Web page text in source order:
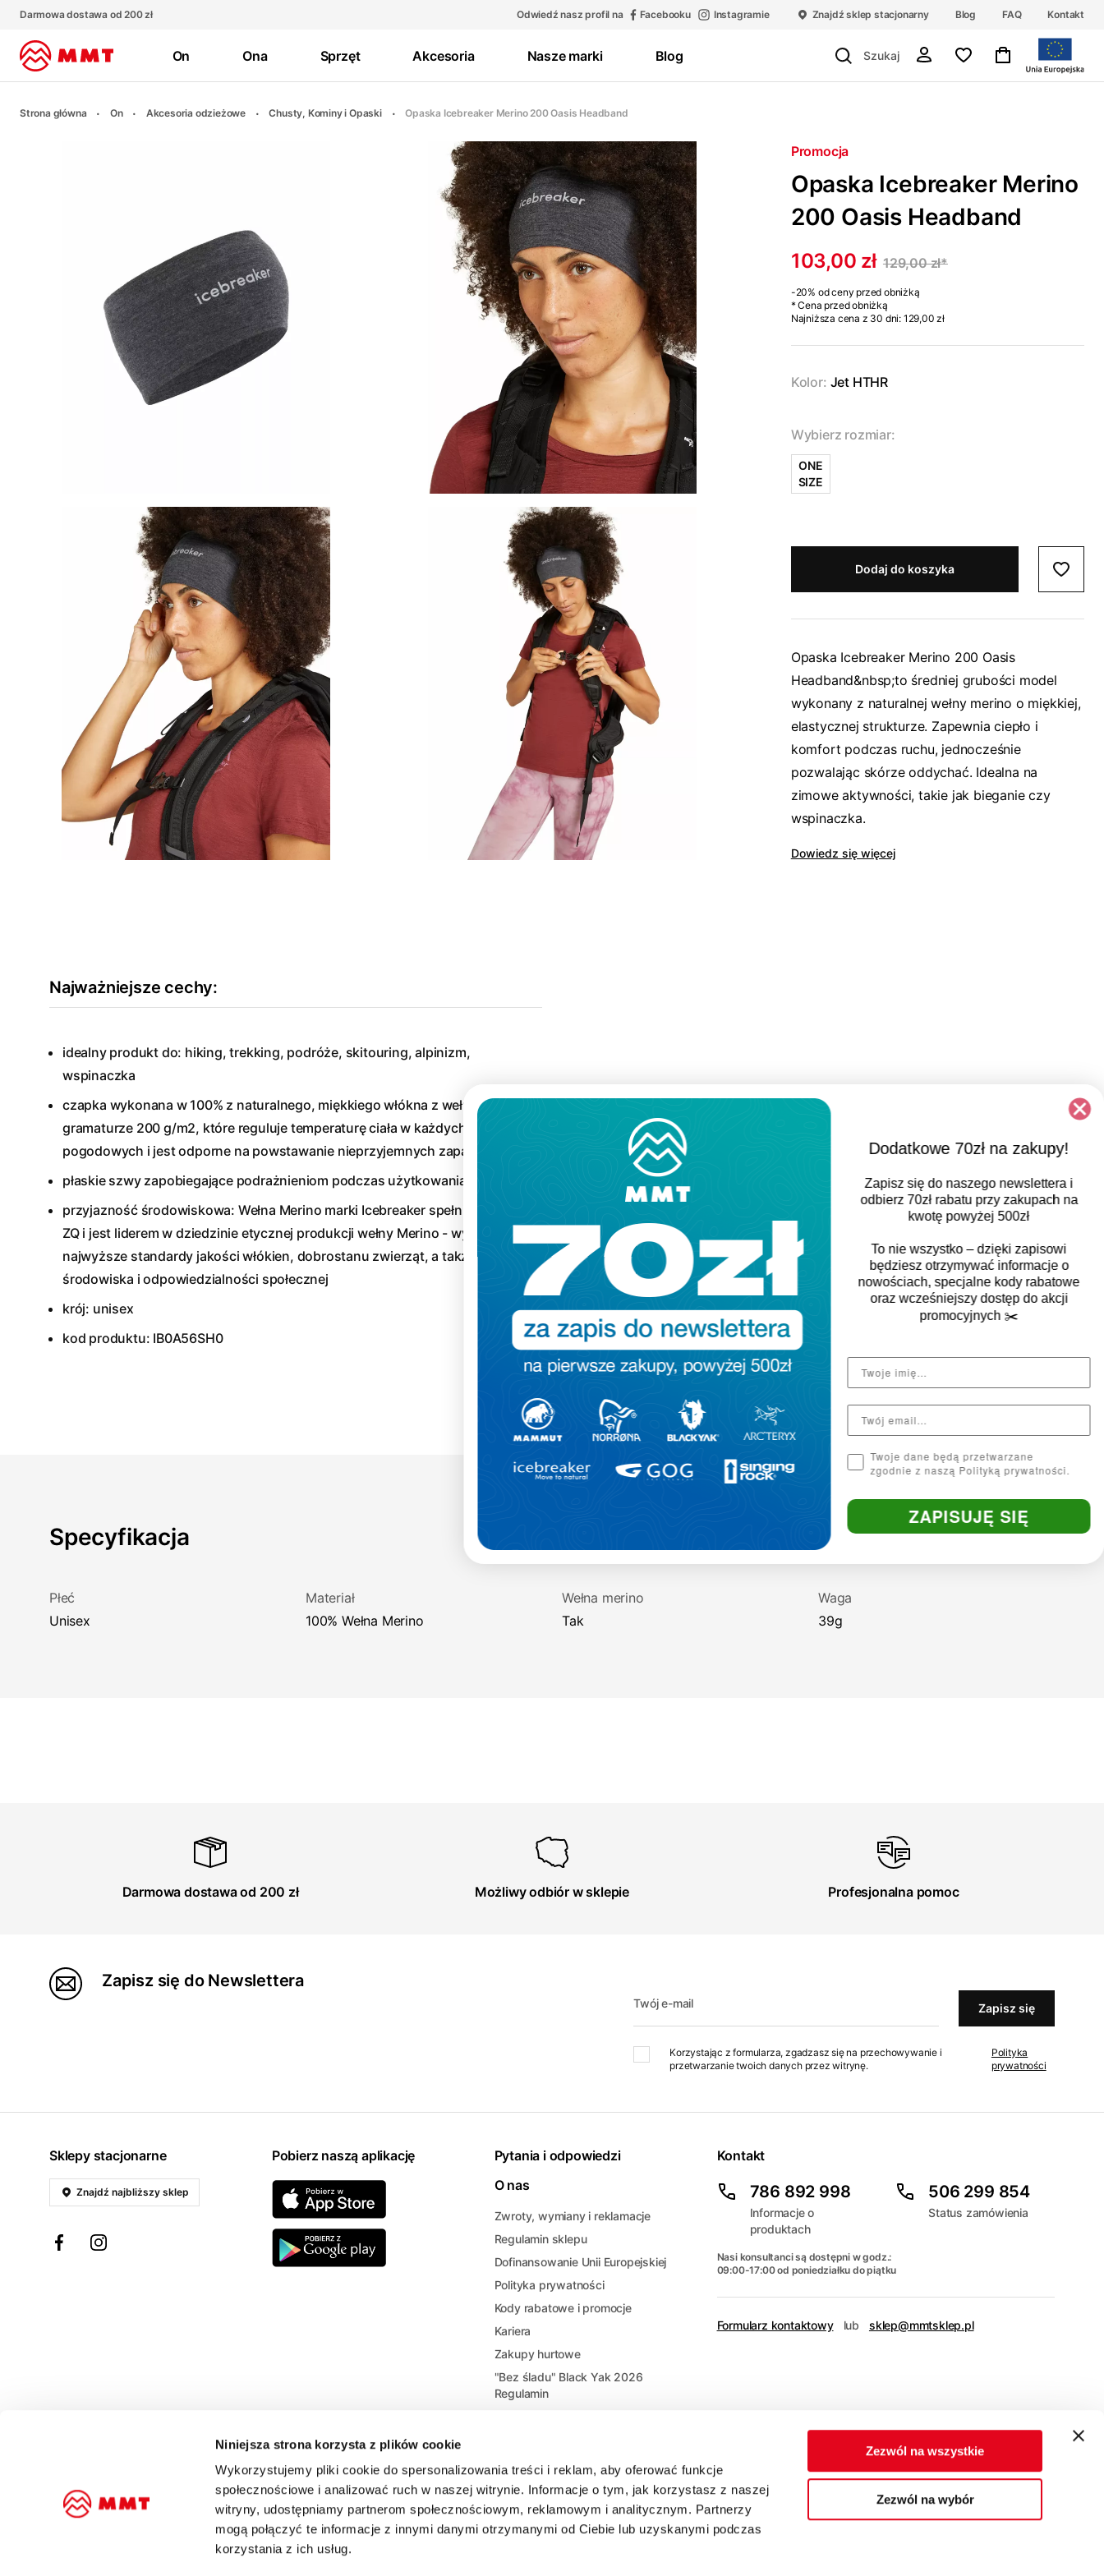
Niniejsza strona korzysta z plików cookie
Wykorzystujemy pliki cookie do spersonalizowania treści i reklam, aby oferować funkcje
społecznościowe i analizować ruch w naszej witrynie. Informacje o tym, jak korzystasz z naszej
witryny, udostępniamy partnerom społecznościowym, reklamowym i analitycznym. Partnerzy
mogą połączyć te informacje z innymi danymi otrzymanymi od Ciebie lub uzyskanymi podczas
korzystania z ich usług.
Zezwól na wszystkie
Zezwól na wybór
Darmowa dostawa od 200 zł Odwiedź nasz profil na Facebooku Instagramie Znajdź sklep stacjonarny Blog FAQ Kontakt
On Ona Sprzęt Akcesoria Nasze marki Blog
Strona główna On Akcesoria odzieżowe Chusty, Kominy i Opaski Opaska Icebreaker Merino 200 Oasis Headband
Promocja
Opaska Icebreaker Merino
200 Oasis Headband
103,00 zł 129,00 zł*
-20% od ceny przed obniżką
* Cena przed obniżką
Najniższa cena z 30 dni: 129,00 zł
Kolor: Jet HTHR
Wybierz rozmiar:
ONE
SIZE
Dodaj do koszyka
Opaska Icebreaker Merino 200 Oasis
Headband&nbsp;to średniej grubości model
wykonany z naturalnej wełny merino o miękkiej,
elastycznej strukturze. Zapewnia ciepło i
komfort podczas ruchu, jednocześnie
pozwalając skórze oddychać. Idealna na
zimowe aktywności, takie jak bieganie czy
wspinaczka.
Dowiedz się więcej
Najważniejsze cechy:
idealny produkt do: hiking, trekking, podróże, skitouring, alpinizm,
wspinaczka
czapka wykonana w 100% z naturalnego, miękkiego włókna z wełny merino o
gramaturze 200 g/m2, które reguluje temperaturę ciała w każdych warunkach
pogodowych i jest odporne na powstawanie nieprzyjemnych zapachów
płaskie szwy zapobiegające podrażnieniom podczas użytkowania
przyjazność środowiskowa: Wełna Merino marki Icebreaker spełnia standard
ZQ i jest liderem w dziedzinie etycznej produkcji wełny Merino - wyznacza
najwyższe standardy jakości włókien, dobrostanu zwierząt, a także ochrony
środowiska i odpowiedzialności społecznej
krój: unisex
kod produktu: IB0A56SH0
Specyfikacja
Płeć
Unisex
Materiał
100% Wełna Merino
Wełna merino
Tak
Waga
39g
Darmowa dostawa od 200 zł Możliwy odbiór w sklepie Profesjonalna pomoc
Zapisz się do Newslettera
Twój e-mail Zapisz się
Korzystając z formularza, zgadzasz się na przechowywanie i
przetwarzanie twoich danych przez witrynę.
Polityka
prywatności
Sklepy stacjonarne
Znajdź najbliższy sklep
Pobierz naszą aplikację
Pytania i odpowiedzi
O nas
Zwroty, wymiany i reklamacje
Regulamin sklepu
Dofinansowanie Unii Europejskiej
Polityka prywatności
Kody rabatowe i promocje
Kariera
Zakupy hurtowe
"Bez śladu" Black Yak 2026
Regulamin
Kontakt
786 892 998
Informacje o
produktach
506 299 854
Status zamówienia
Nasi konsultanci są dostępni w godz.:
09:00-17:00 od poniedziałku do piątku
Formularz kontaktowy lub sklep@mmtsklep.pl
Dodatkowe 70zł na zakupy!
Zapisz się do naszego newslettera i
odbierz 70zł rabatuprzy zakupach na
kwotę powyżej 500zł
To nie wszystko – dzięki zapisowi
będziesz otrzymywać informacje o
nowościach, specjalne kody rabatowe
oraz wcześniejszy dostęp do akcji
promocyjnych ✂️
Twoje dane będą przetwarzane
zgodnie z naszą Polityką prywatności.
ZAPISUJĘ SIĘ